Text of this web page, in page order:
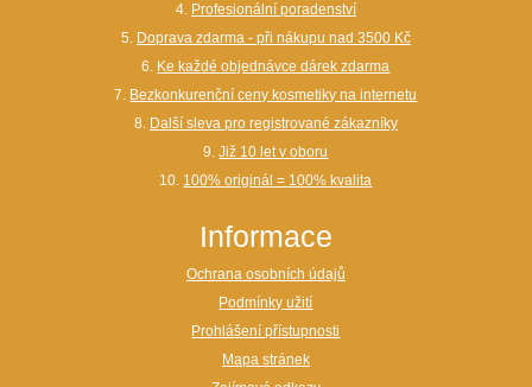
4. Profesionální poradenství
5. Doprava zdarma - při nákupu nad 3500 Kč
6. Ke každé objednávce dárek zdarma
7. Bezkonkurenční ceny kosmetiky na internetu
8. Další sleva pro registrované zákazníky
9.Již 10 let v oboru
10. 100% originál = 100% kvalita
Informace
Ochrana osobních údajů
Podmínky užití
Prohlášení přístupnosti
Mapa stránek